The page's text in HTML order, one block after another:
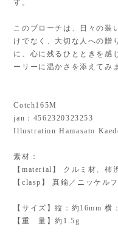
す。
このブローチは、日々の装
けでなく、大切な人への贈
に、心に残るひとときを感
ーリーに温かさを添えてみ
Cotch165M
jan：4562320323253
Illustration Hamasato
素材：
【material】 クルミ材、
【clasp】 真鍮／ニッケル
【サイズ】縦：約16mm 横
【重 量】約1.5g